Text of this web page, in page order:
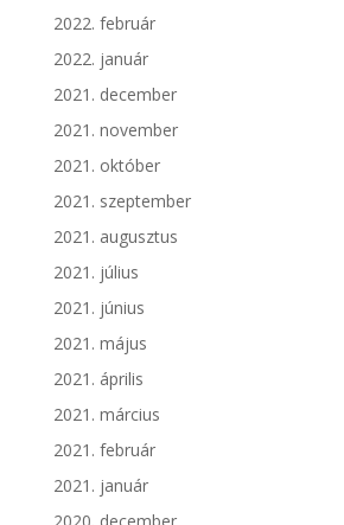
2022. február
2022. január
2021. december
2021. november
2021. október
2021. szeptember
2021. augusztus
2021. július
2021. június
2021. május
2021. április
2021. március
2021. február
2021. január